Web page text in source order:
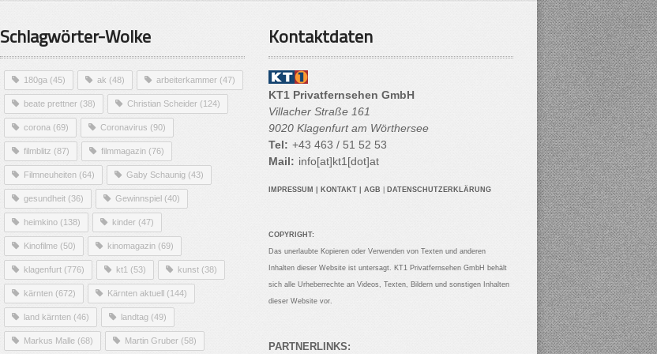
Schlagwörter-Wolke
180ga (45) ak (48) arbeiterkammer (47)
beate prettner (38) Christian Scheider (124)
corona (69) Coronavirus (90)
filmblitz (87) filmmagazin (76)
Filmneuheiten (64) Gaby Schaunig (43)
gesundheit (36) Gewinnspiel (40)
heimkino (138) kinder (47)
Kinofilme (50) kinomagazin (69)
klagenfurt (776) kt1 (53) kunst (38)
kärnten (672) Kärnten aktuell (144)
land kärnten (46) landtag (49)
Markus Malle (68) Martin Gruber (58)
Kontaktdaten
KT1 Privatfernsehen GmbH
Villacher Straße 161
9020 Klagenfurt am Wörthersee
Tel: +43 463 / 51 52 53
Mail: info[at]kt1[dot]at
IMPRESSUM KONTAKT AGB DATENSCHUTZERKLÄRUNG
COPYRIGHT:
Das unerlaubte Kopieren oder Verwenden von Texten und anderen
Inhalten dieser Website ist untersagt. KT1 Privatfernsehen GmbH behält
sich alle Urheberrechte an Videos, Texten, Bildern und sonstigen Inhalten
dieser Website vor.
PARTNERLINKS: